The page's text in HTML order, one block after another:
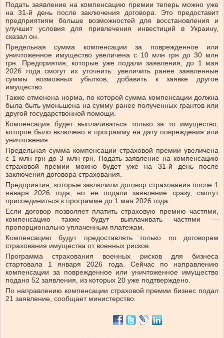
Подать заявление на компенсацию премии теперь можно уже
на 31-й день после заключения договора. Это предоставит
предприятиям больше возможностей для восстановления и
улучшит условия для привлечения инвестиций в Украину,
сказал он.
Предельная сумма компенсации за поврежденное или
уничтоженное имущество увеличена с 10 млн грн до 30 млн
грн. Предприятия, которые уже подали заявления, до 1 мая
2026 года смогут их уточнить: увеличить ранее заявленные
суммы возможных убытков, добавить к заявке другое
имущество.
Также отменена норма, по которой сумма компенсации должна
была быть уменьшена на сумму ранее полученных грантов или
другой государственной помощи.
Компенсация будет выплачиваться только за то имущество,
которое было включено в программу на дату повреждения или
уничтожения.
Предельная сумма компенсации страховой премии увеличена
с 1 млн грн до 3 млн грн. Подать заявление на компенсацию
страховой премии можно будет уже на 31-й день после
заключения договора страхования.
Предприятия, которые заключили договор страхования после 1
января 2026 года, но не подали заявление сразу, смогут
присоединиться к программе до 1 мая 2026 года.
Если договор позволяет платить страховую премию частями,
компенсацию также будут выплачивать частями —
пропорционально уплаченным платежам.
Компенсацию будут предоставлять только по договорам
страхования имущества от военных рисков.
Программа страхования военных рисков для бизнеса
стартовала 1 января 2026 года. Сейчас по направлению
компенсации за поврежденное или уничтоженное имущество
подано 52 заявления, из которых 20 уже подтверждено.
По направлению компенсации страховой премии бизнес подал
21 заявление, сообщает министерство.